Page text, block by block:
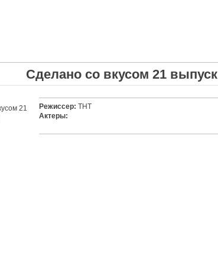
Сделано со вкусом 21 выпуск
Режиссер: ТНТ
Актеры: